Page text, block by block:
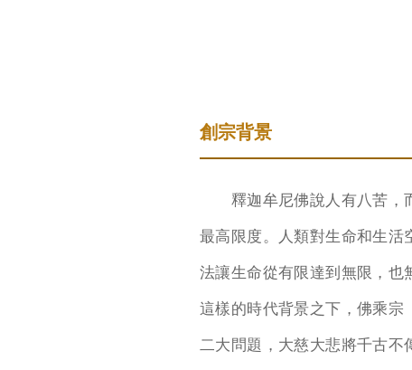
創宗背景
釋迦牟尼佛說人有八苦，
最高限度。人類對生命和生活
法讓生命從有限達到無限，也
這樣的時代背景之下，佛乘
二大問題，大慈大悲將千古不